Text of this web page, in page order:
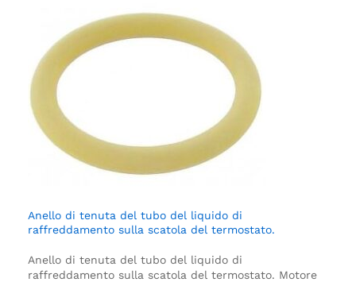
Anello di tenuta del tubo del liquido di
raffreddamento sulla scatola del termostato.
Anello di tenuta del tubo del liquido di
raffreddamento sulla scatola del termostato. Motore